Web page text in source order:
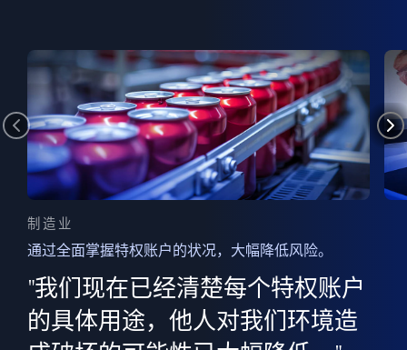
制造业
通过全面掌握特权账户的状况，大幅降低风险。
"我们现在已经清楚每个特权账户
的具体用途，他人对我们环境造